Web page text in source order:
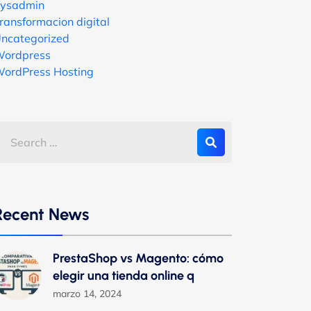
digital
Hosting
News
PrestaShop vs Magento: cómo
elegir una tienda online q
marzo 14, 2024